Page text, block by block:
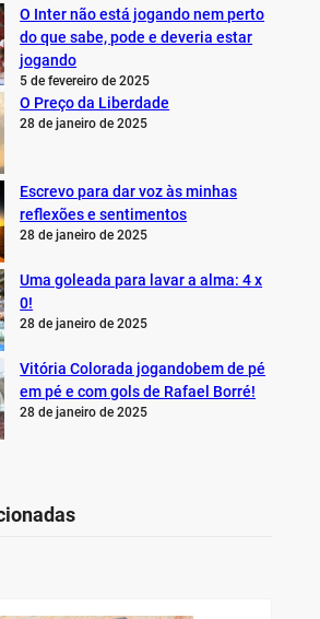
O Inter não está jogando nem perto
do que sabe, pode e deveria estar
jogando
5 de fevereiro de 2025
O Preço da Liberdade
28 de janeiro de 2025
Escrevo para dar voz às minhas
reflexões e sentimentos
28 de janeiro de 2025
Uma goleada para lavar a alma: 4 x
0!
28 de janeiro de 2025
Vitória Colorada jogandobem de pé
em pé e com gols de Rafael Borré!
28 de janeiro de 2025